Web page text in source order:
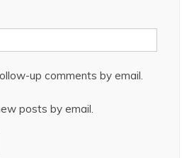
up comments by email.
posts by email.